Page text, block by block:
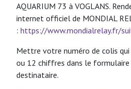
AQUARIUM 73 à VOGLANS.
internet officiel de MONDIAL
: https://www.mondialrelay.fr/
Mettre votre numéro de colis qui
ou 12 chiffres dans le
destinataire.